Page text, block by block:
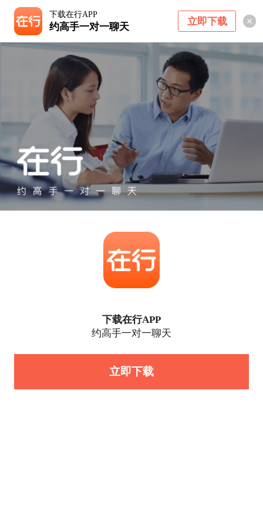
下载在行APP
约高手一对一聊天 立即下载
下载在行APP
约高手一对一聊天
立即下载